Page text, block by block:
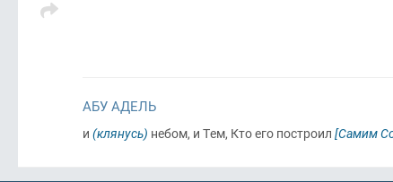
АБУ АДЕЛЬ
и (клянусь) небом, и Тем, Кто его построил [Самим